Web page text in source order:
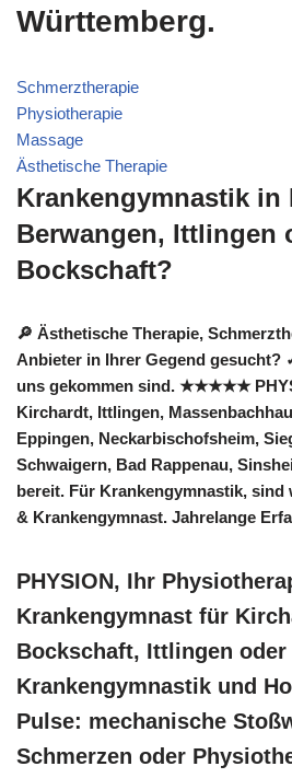
Württemberg.
Schmerztherapie
Physiotherapie
Massage
Ästhetische Therapie
Krankengymnastik in
Berwangen, Ittlingen
Bockschaft?
🔎 Ästhetische Therapie,
Anbieter in Ihrer Gegend gesucht?
uns gekommen sind. ★★★★★
Kirchardt, Ittlingen,
Eppingen, Neckarbischofsheim,
Schwaigern, Bad Rappenau,
bereit. Für Krankengymnastik,
& Krankengymnast. Jahrelange
PHYSION, Ihr
Krankengymnast für
Bockschaft, Ittlingen
Krankengymnastik und
Pulse: mechanische
Schmerzen oder